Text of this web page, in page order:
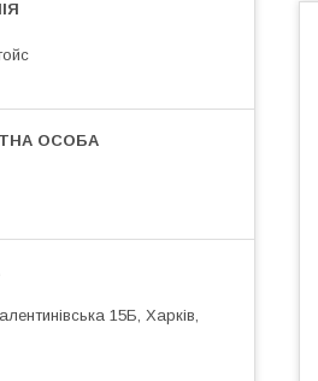
15Б, Харків,